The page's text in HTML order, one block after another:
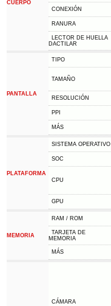
CUERPO
CONEXIÓN
RANURA
LECTOR DE HUELLA
DACTILAR
PANTALLA
TIPO
TAMAÑO
RESOLUCIÓN
PPI
MÁS
PLATAFORMA
SISTEMA OPERATIVO
SOC
CPU
GPU
MEMORIA
RAM / ROM
TARJETA DE
MEMORIA
MÁS
CÁMARA